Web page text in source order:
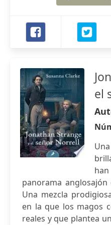
el
panorama
Una mezcla
en la que los magos
reales y que plantea